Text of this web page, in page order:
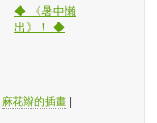
◆ 《暑中懶
出》！ ◆
麻花辮的插畫